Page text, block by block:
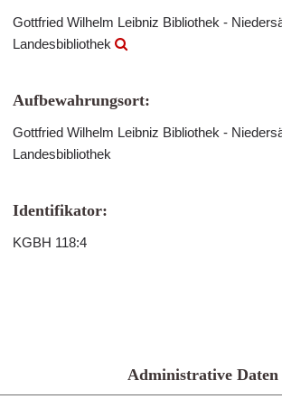
Gottfried Wilhelm Leibniz Bibliothek -
Landesbibliothek
Aufbewahrungsort:
Gottfried Wilhelm Leibniz Bibliothek -
Landesbibliothek
Identifikator:
KGBH 118:4
Administrative Daten